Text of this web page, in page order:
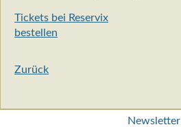
Tickets bei Reservix
bestellen
Zurück
Newsletter